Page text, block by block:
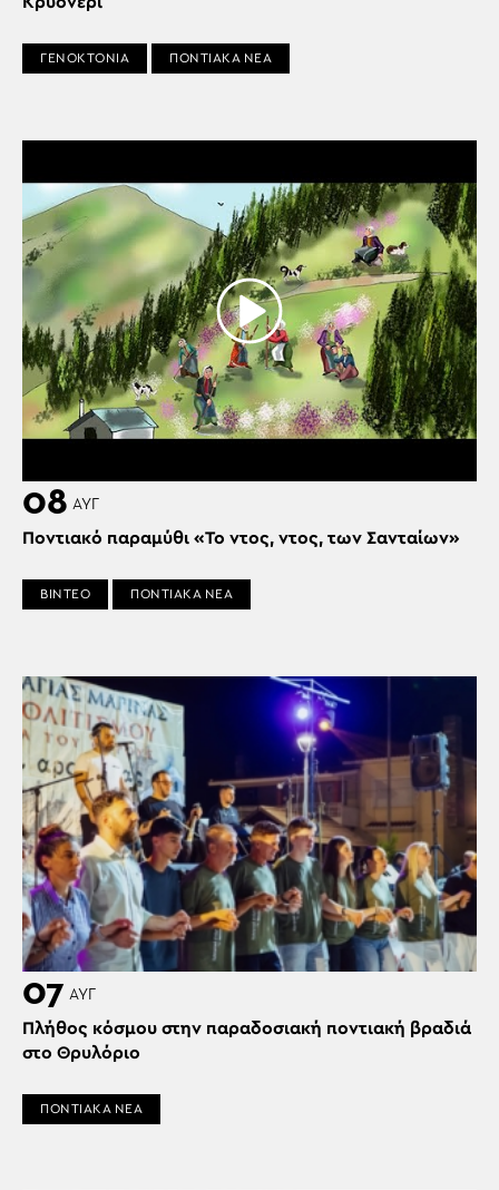
ΓΕΝΟΚΤΟΝΙΑ ΠΟΝΤΙΑΚΑ ΝΕΑ
08 ΑΥΓ
Ποντιακό παραμύθι «Το ντος, ντος, των Σανταίων»
ΒΙΝΤΕΟ ΠΟΝΤΙΑΚΑ ΝΕΑ
07 ΑΥΓ
Πλήθος κόσμου στην παραδοσιακή ποντιακή βραδιά
στο Θρυλόριο
ΠΟΝΤΙΑΚΑ ΝΕΑ